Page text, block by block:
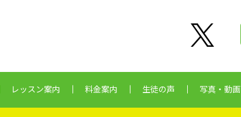
レッスン案内 料金案内 生徒の声 写真・動画